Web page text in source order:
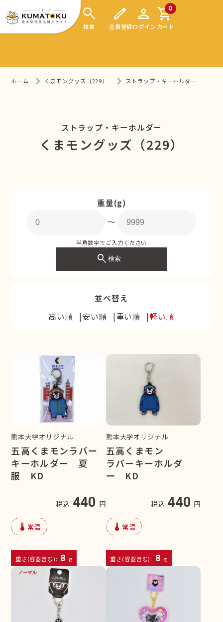
search
検索
edit
会員登録
person
ログイン
0
shopping_cart
カート
ホーム くまモングッズ（229） ストラップ・キーホルダー
ストラップ・キーホルダー
くまモングッズ（229）
重量(g)
〜
半角数字でご入力ください
search検索
並べ替え
高い順
安い順 重い順 軽い順
熊本大学オリジナル
五高くまモンラバー
キーホルダー 夏
服 KD
税込 440 円
device_thermostat 常温
重さ(容器含む): 8 g
熊本大学オリジナル
五高くまモン
ラバーキーホルダ
ー KD
税込 440 円
device_thermostat 常温
重さ(容器含む): 8 g